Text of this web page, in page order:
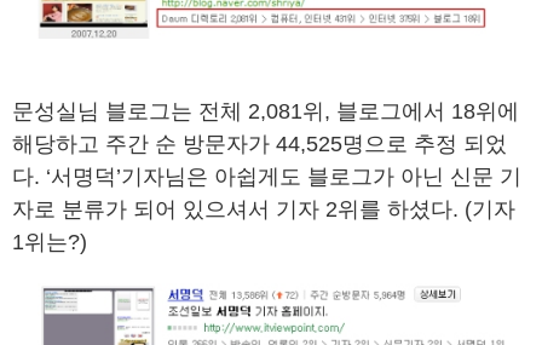
문성실님 블로그는 전체 2,081위, 블로그에서 18위에
해당하고 주간 순 방문자가 44,525명으로 추정 되었
다. ‘서명덕’기자님은 아쉽게도 블로그가 아닌 신문 기
자로 분류가 되어 있으셔서 기자 2위를 하셨다. (기자
1위는?)